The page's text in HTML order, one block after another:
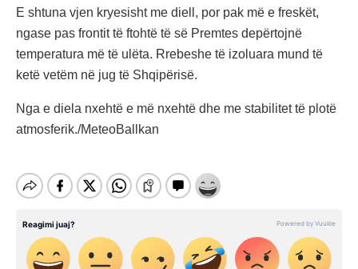
E shtuna vjen kryesisht me diell, por pak më e freskët,
ngase pas frontit të ftohtë të së Premtes depërtojnë
temperatura më të ulëta. Rrebeshe të izoluara mund të
ketë vetëm në jug të Shqipërisë.
Nga e diela nxehtë e më nxehtë dhe me stabilitet të plotë
atmosferik./MeteoBallkan